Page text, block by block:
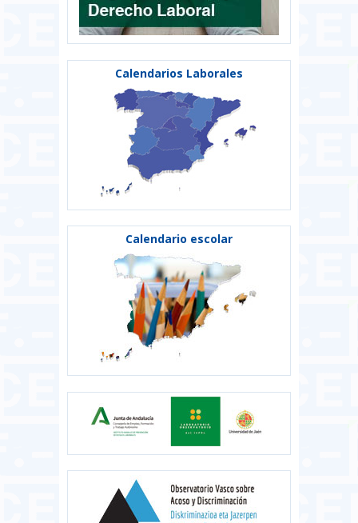
Calendarios Laborales
Calendario escolar